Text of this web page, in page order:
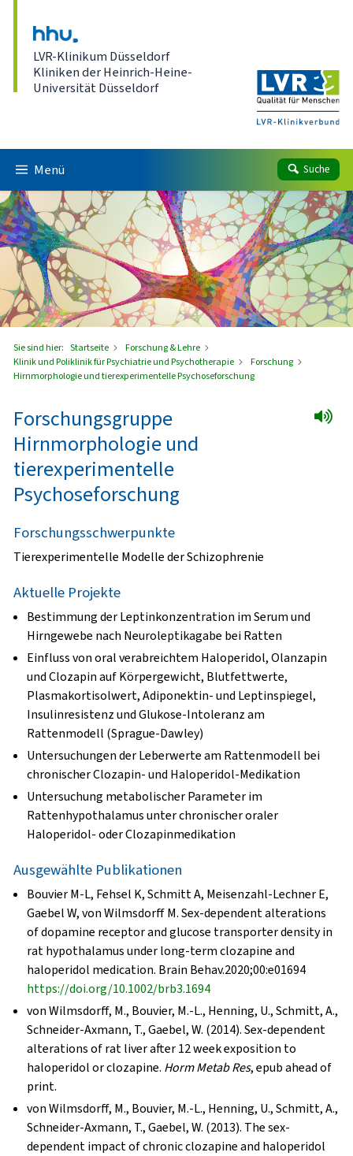
LVR-Klinikum Düsseldorf
Kliniken der Heinrich-Heine-
Universität Düsseldorf
Menü Suche
Sie sind hier: Startseite
Forschung & Lehre
Klinik und Poliklinik für Psychiatrie und Psychotherapie
Forschung
Hirnmorphologie und tierexperimentelle Psychoseforschung
Forschungsgruppe
Hirnmorphologie und
tierexperimentelle
Psychoseforschung
Forschungsschwerpunkte
Tierexperimentelle Modelle der Schizophrenie
Aktuelle Projekte
Bestimmung der Leptinkonzentration im Serum und
Hirngewebe nach Neuroleptikagabe bei Ratten
Einfluss von oral verabreichtem Haloperidol, Olanzapin
und Clozapin auf Körpergewicht, Blutfettwerte,
Plasmakortisolwert, Adiponektin- und Leptinspiegel,
Insulinresistenz und Glukose-Intoleranz am
Rattenmodell (Sprague-Dawley)
Untersuchungen der Leberwerte am Rattenmodell bei
chronischer Clozapin- und Haloperidol-Medikation
Untersuchung metabolischer Parameter im
Rattenhypothalamus unter chronischer oraler
Haloperidol- oder Clozapinmedikation
Ausgewählte Publikationen
Bouvier M-L, Fehsel K, Schmitt A, Meisenzahl-Lechner E,
Gaebel W, von Wilmsdorff M. Sex-dependent alterations
of dopamine receptor and glucose transporter density in
rat hypothalamus under long-term clozapine and
haloperidol medication. Brain Behav.2020;00:e01694
https://doi.org/10.1002/brb3.1694
von Wilmsdorff, M., Bouvier, M.-L., Henning, U., Schmitt, A.,
Schneider-Axmann, T., Gaebel, W. (2014). Sex-dependent
alterations of rat liver after 12 week exposition to
haloperidol or clozapine. Horm Metab Res, epub ahead of
print.
von Wilmsdorff, M., Bouvier, M.-L., Henning, U., Schmitt, A.,
Schneider-Axmann, T., Gaebel, W. (2013). The sex-
dependent impact of chronic clozapine and haloperidol